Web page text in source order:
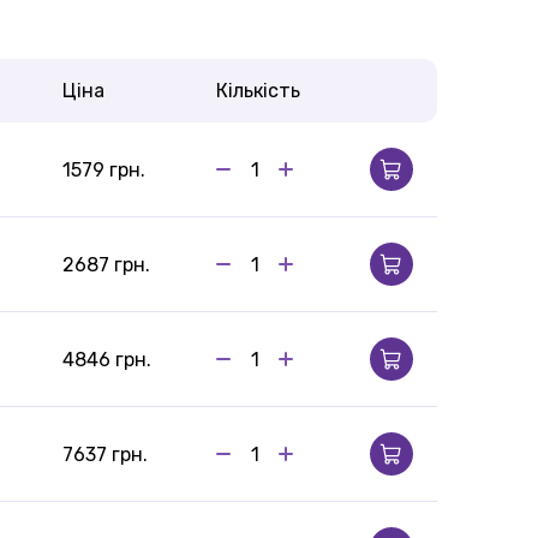
Ціна Кількість
1579 грн.
2687 грн.
4846 грн.
7637 грн.